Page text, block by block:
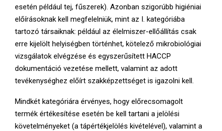
esetén például tej, fűszerek). Azonban szigorúbb higiéniai
előírásoknak kell megfelelniük, mint az I. kategóriába
tartozó társaiknak: például az élelmiszer-ellőállítás csak
erre kijelölt helyiségben történhet, kötelező mikrobiológiai
vizsgálatok elvégzése és egyszerűsített HACCP
dokumentáció vezetése mellett, valamint az adott
tevékenységhez előírt szakképzettséget is igazolni kell.
Mindkét kategóriára érvényes, hogy előrecsomagolt
termék értékesítése esetén be kell tartani a jelölési
követelményeket (a tápértékjelölés kivételével), valamint a